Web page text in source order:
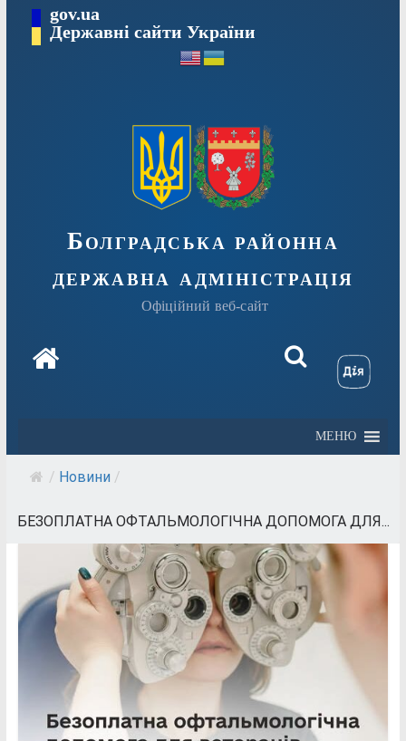
Перейтиgov.ua
Державні сайти України
Болградська районна
державна адміністрація
Офіційний веб-сайт
МЕНЮ
/ Новини /
БЕЗОПЛАТНА ОФТАЛЬМОЛОГІЧНА ДОПОМОГА ДЛЯ...